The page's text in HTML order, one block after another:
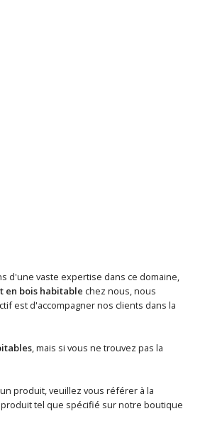
d'une vaste expertise dans ce domaine,
en bois habitable chez nous, nous
est d'accompagner nos clients dans la
, mais si vous ne trouvez pas la
produit, veuillez vous référer à la
produit tel que spécifié sur notre boutique